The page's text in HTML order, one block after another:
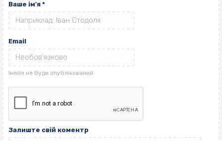
Ваше ім'я *
Email
Залиште свій коментр